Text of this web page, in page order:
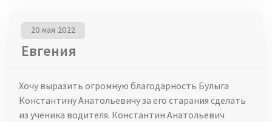
Евгения
20 мая 2022
Хочу выразить огромную благодарность Булыга
Константину Анатольевичу за его старания сделать
из ученика водителя. Константин Анатольевич